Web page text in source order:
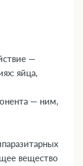
—
яйца,
— ним,
вещество